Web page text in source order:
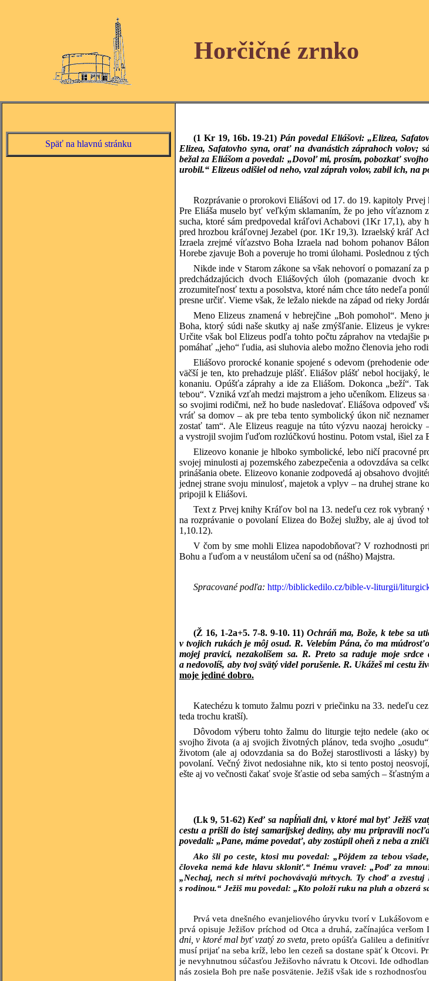
Horčičné zrnko
Späť na hlavnú stránku
(1 Kr 19, 16b. 19-21) Pán povedal Eliášovi: „Elizea,
Elizea, Safatovho syna, orať na dvanástich záprahoch volov;
bežal za Eliášom a povedal: „Dovoľ mi, prosím, pobozkať
urobil.“ Elizeus odišiel od neho, vzal záprah volov, zabil ich,
Rozprávanie o prorokovi Eliášovi od 17. do 19. kapitoly
Pre Eliáša muselo byť veľkým sklamaním, že po jeho víťaznom
sucha, ktoré sám predpovedal kráľovi Achabovi (1Kr 17,1),
pred hrozbou kráľovnej Jezabel (por. 1Kr 19,3). Izraelský kráľ
Izraela zrejmé víťazstvo Boha Izraela nad bohom pohanov
Horebe zjavuje Boh a poveruje ho tromi úlohami. Poslednou z
Nikde inde v Starom zákone sa však nehovorí o pomazaní
predchádzajúcich dvoch Eliášových úloh (pomazanie
zrozumiteľnosť textu a posolstva, ktoré nám chce táto nedeľa
presne určiť. Vieme však, že ležalo niekde na západ od rieky
Meno Elizeus znamená v hebrejčine „Boh pomohol“.
Boha, ktorý súdi naše skutky aj naše zmýšľanie. Elizeus je
Určite však bol Elizeus podľa tohto počtu záprahov na vtedajšie
pomáhať „jeho“ ľudia, asi sluhovia alebo možno členovia jeho
Eliášovo prorocké konanie spojené s odevom (prehodenie
väčší je ten, kto prehadzuje plášť. Eliášov plášť nebol hocijaký,
konaniu. Opúšťa záprahy a ide za Eliášom. Dokonca „beží“.
tebou“. Vzniká vzťah medzi majstrom a jeho učeníkom. Elizeus
so svojimi rodičmi, než ho bude nasledovať. Eliášova odpoveď
vráť sa domov – ak pre teba tento symbolický úkon nič
zostať tam“. Ale Elizeus reaguje na túto výzvu naozaj
a vystrojil svojim ľuďom rozlúčkovú hostinu. Potom vstal, išiel za
Elizeovo konanie je hlboko symbolické, lebo ničí pracovné
svojej minulosti aj pozemského zabezpečenia a odovzdáva sa
prinášania obete. Elizeovo konanie zodpovedá aj obsahovo
jednej strane svoju minulosť, majetok a vplyv – na druhej strane
pripojil k Eliášovi.
Text z Prvej knihy Kráľov bol na 13. nedeľu cez rok
na rozprávanie o povolaní Elizea do Božej služby, ale aj úvod
1,10.12).
V čom by sme mohli Elizea napodobňovať? V rozhodnosti
Bohu a ľuďom a v neustálom učení sa od (nášho) Majstra.
Spracované podľa: http://biblickedilo.cz/bible-v-liturgii/
(Ž 16, 1-2a+5. 7-8. 9-10. 11)Ochráň ma, Bože, k tebe sa
v tvojich rukách je môj osud. R. Velebím Pána, čo ma
mojej pravici, nezakolíšem sa. R. Preto sa raduje moje
a nedovolíš, aby tvoj svätý videl porušenie. R. Ukážeš mi cestu
moje jediné dobro.
Katechézu k tomuto žalmu pozri v priečinku na 33. nedeľu
teda trochu kratší).
Dôvodom výberu tohto žalmu do liturgie tejto nedele (ako
svojho života (a aj svojich životných plánov, teda svojho
životom (ale aj odovzdania sa do Božej starostlivosti a lásky)
povolaní. Večný život nedosiahne nik, kto si tento postoj
ešte aj vo večnosti čakať svoje šťastie od seba samých –
(Lk 9, 51-62) Keď sa napĺňali dni, v ktoré mal byť Ježiš
cestu a prišli do istej samarijskej dediny, aby mu pripravili
povedali: „Pane, máme povedať, aby zostúpil oheň z neba a
Ako šli po ceste, ktosi mu povedal: „Pôjdem za tebou
človeka nemá kde hlavu skloniť.“ Inému vravel: „Poď za
„Nechaj, nech si mŕtvi pochovávajú mŕtvych. Ty choď a
s rodinou.“ Ježiš mu povedal: „Kto položí ruku na pluh a obzerá
Prvá veta dnešného evanjeliového úryvku tvorí v
prvá opisuje Ježišov príchod od Otca a druhá, začínajúca
dni, v ktoré mal byť vzatý zo sveta, preto opúšťa Galileu a
musí prijať na seba kríž, lebo len cezeň sa dostane späť k Otcovi.
je nevyhnutnou súčasťou Ježišovho návratu k Otcovi. Ide
nás zosiela Boh pre naše posvätenie. Ježiš však ide s